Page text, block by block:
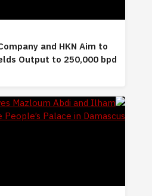
and HKN Aim to
Output to 250,000 bpd